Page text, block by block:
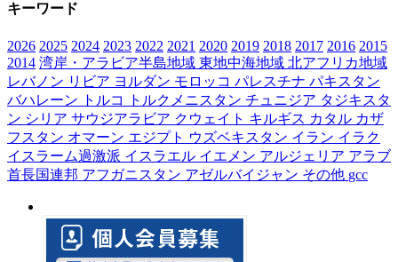
キーワード
2026 2025 2024 2023 2022 2021 2020 2019 2018 2017 2016 2015
2014 湾岸・アラビア半島地域 東地中海地域 北アフリカ地域
レバノン リビア ヨルダン モロッコ パレスチナ パキスタン
バハレーン
トルコ トルクメニスタン チュニジア タジキスタ
ン シリア サウジアラビア クウェイト キルギス カタル カザ
フスタン オマーン エジプト ウズベキスタン イラン イラク
イスラーム過激派 イスラエル イエメン アルジェリア アラブ
首長国連邦 アフガニスタン アゼルバイジャン その他 gcc